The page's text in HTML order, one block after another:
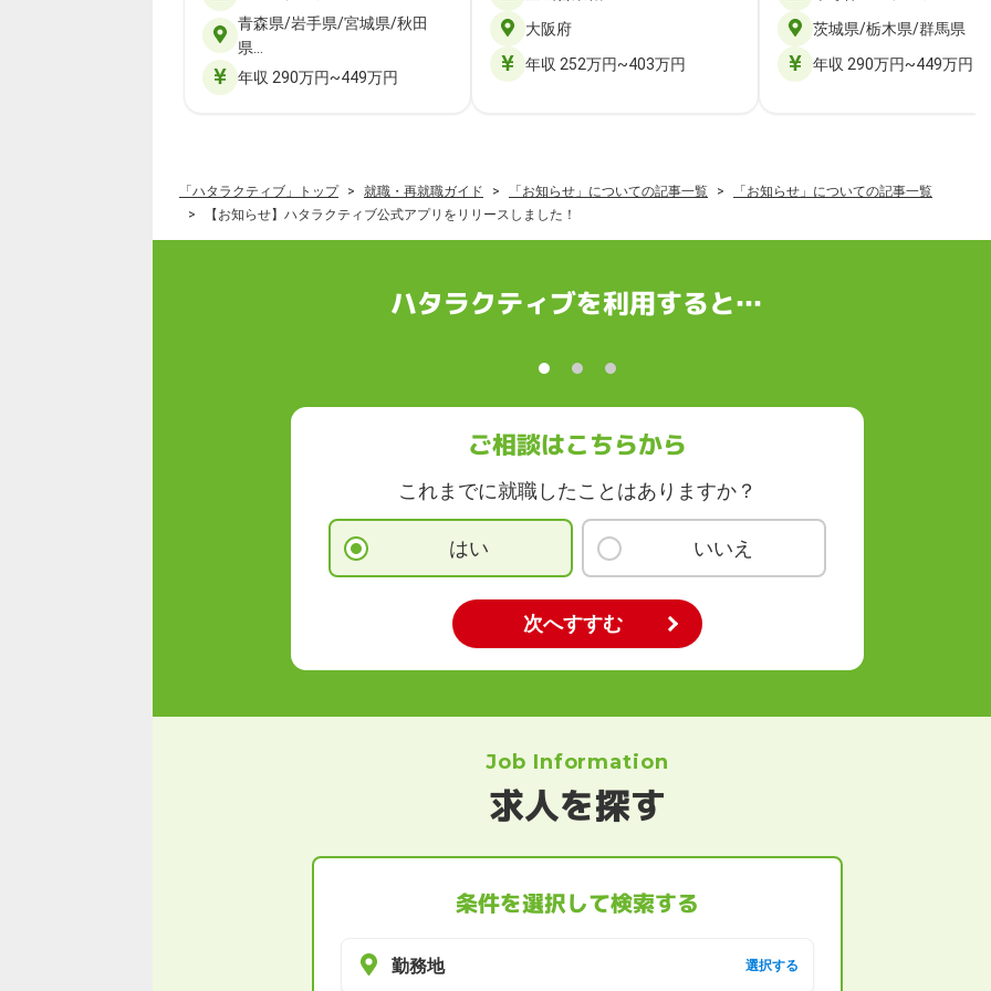
青森県/岩手県/宮城県/秋田
県…
年収 290万円~449万円
大阪府
年収 252万円~403万円
茨城県/栃木県/群馬県
年収 290万円~449万円
「ハタラクティブ」トップ 就職・再就職ガイド 「お知らせ」についての記事一覧
「お知らせ」についての記事一覧
【お知らせ】ハタラクティブ公式アプリをリリースしました！
ハタラクティブを利用すると…
ご相談はこちらから
これまでに就職したことはありますか？
はい いいえ
Job Information
求人を探す
条件を選択して検索する
勤務地 選択する